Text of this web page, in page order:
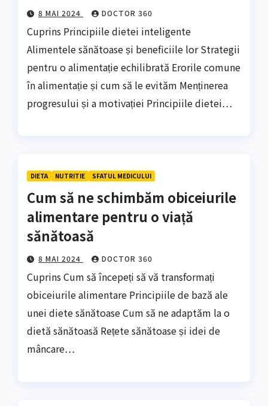
8 MAI 2024 DOCTOR 360
Cuprins Principiile dietei inteligente
Alimentele sănătoase și beneficiile lor Strategii
pentru o alimentație echilibrată Erorile comune
în alimentație și cum să le evităm Menținerea
progresului și a motivației Principiile dietei…
DIETA NUTRITIE SFATUL MEDICULUI
Cum să ne schimbăm obiceiurile
alimentare pentru o viață
sănătoasă
8 MAI 2024 DOCTOR 360
Cuprins Cum să începeți să vă transformați
obiceiurile alimentare Principiile de bază ale
unei diete sănătoase Cum să ne adaptăm la o
dietă sănătoasă Rețete sănătoase și idei de
mâncare…